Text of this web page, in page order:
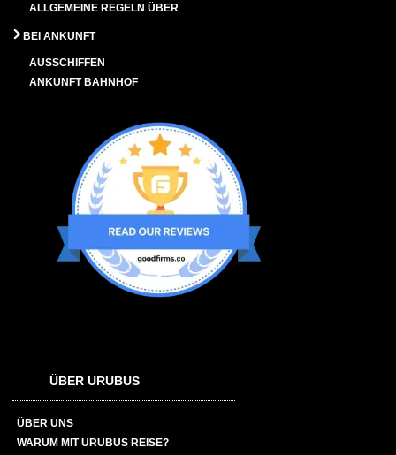
ALLGEMEINE REGELN ÜBER
BEI ANKUNFT
AUSSCHIFFEN
ANKUNFT BAHNHOF
ÜBER URUBUS
ÜBER UNS
WARUM MIT URUBUS REISE?